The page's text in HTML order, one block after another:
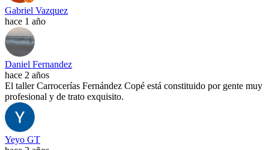
Gabriel Vazquez
hace 1 año
Daniel Fernandez
hace 2 años
El taller Carrocerías Fernández Copé está constituido por gente muy
profesional y de trato exquisito.
Yeyo GT